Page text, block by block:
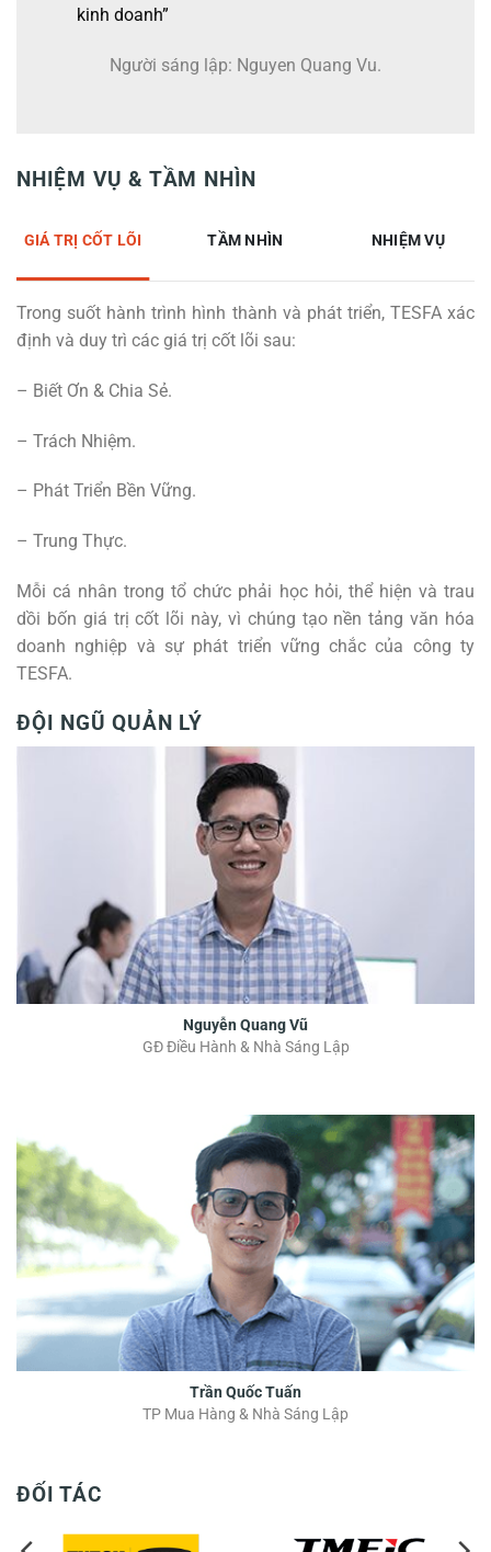
kinh doanh”
Người sáng lập: Nguyen Quang Vu.
NHIỆM VỤ & TẦM NHÌN
GIÁ TRỊ CỐT LÕI TẦM NHÌN NHIỆM VỤ
Trong suốt hành trình hình thành và phát triển, TESFA xác
định và duy trì các giá trị cốt lõi sau:
– Biết Ơn & Chia Sẻ.
– Trách Nhiệm.
– Phát Triển Bền Vững.
– Trung Thực.
Mỗi cá nhân trong tổ chức phải học hỏi, thể hiện và trau
dồi bốn giá trị cốt lõi này, vì chúng tạo nền tảng văn hóa
doanh nghiệp và sự phát triển vững chắc của công ty
TESFA.
ĐỘI NGŨ QUẢN LÝ
Nguyễn Quang Vũ
GĐ Điều Hành & Nhà Sáng Lập
Trần Quốc Tuấn
TP Mua Hàng & Nhà Sáng Lập
ĐỐI TÁC